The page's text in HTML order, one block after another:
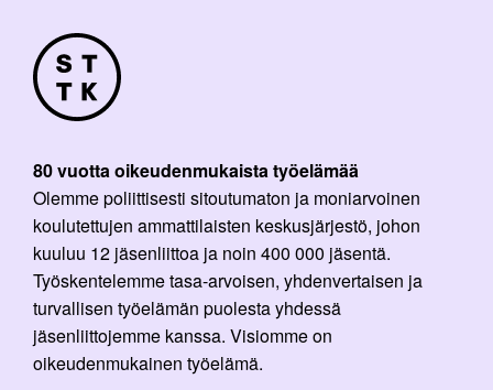
80 vuotta oikeudenmukaista työelämää
Olemme poliittisesti sitoutumaton ja moniarvoinen
koulutettujen ammattilaisten keskusjärjestö, johon
kuuluu 12 jäsenliittoa ja noin 400 000 jäsentä.
Työskentelemme tasa-arvoisen, yhdenvertaisen ja
turvallisen työelämän puolesta yhdessä
jäsenliittojemme kanssa. Visiomme on
oikeudenmukainen työelämä.